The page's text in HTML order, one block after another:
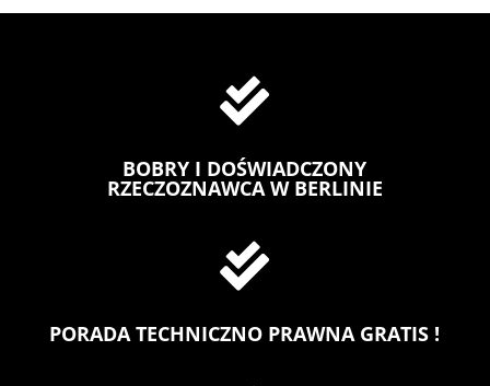

BOBRY I DOŚWIADCZONY
RZECZOZNAWCA W BERLINIE

PORADA TECHNICZNO PRAWNA GRATIS !